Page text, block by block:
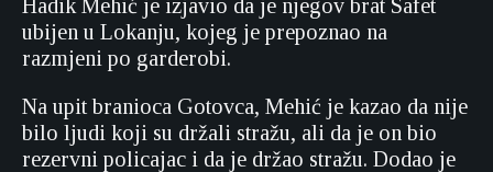
Hadik Mehić je izjavio da je njegov brat Safet
ubijen u Lokanju, kojeg je prepoznao na
razmjeni po garderobi.
Na upit branioca Gotovca, Mehić je kazao da nije
bilo ljudi koji su držali stražu, ali da je on bio
rezervni policajac i da je držao stražu. Dodao je